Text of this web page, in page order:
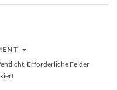
Erforderliche Felder